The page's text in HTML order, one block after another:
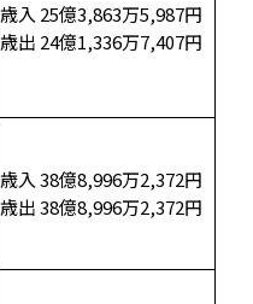
歳入 25億3,863万5,987円
歳出 24億1,336万7,407円
歳入 38億8,996万2,372円
歳出 38億8,996万2,372円